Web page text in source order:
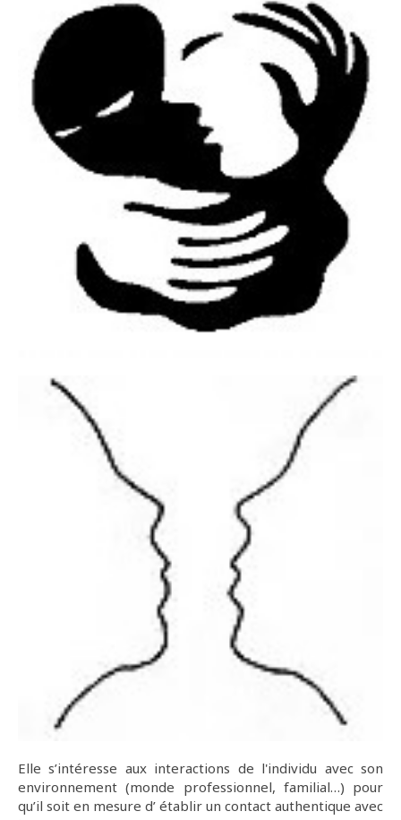
Elle s’intéresse aux interactions de l'individu avec son
environnement (monde professionnel, familial…) pour
qu’il soit en mesure d’ établir un contact authentique avec